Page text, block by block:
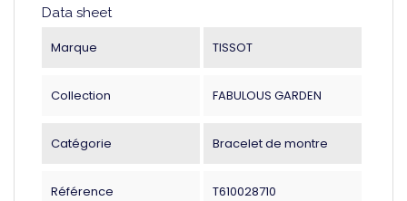
Data sheet
Marque TISSOT
Collection FABULOUS GARDEN
Catégorie Bracelet de montre
Référence T610028710